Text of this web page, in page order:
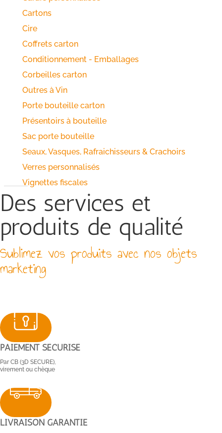
Cartons
Cire
Coffrets carton
Conditionnement - Emballages
Corbeilles carton
Outres à Vin
Porte bouteille carton
Présentoirs à bouteille
Sac porte bouteille
Seaux, Vasques, Rafraichisseurs & Crachoirs
Verres personnalisés
Vignettes fiscales
Des services et
produits de qualité
Sublimez vos produits avec nos objets
marketing
PAIEMENT SÉCURISÉ
Par CB (3D SECURE),
virement ou chèque
LIVRAISON GARANTIE